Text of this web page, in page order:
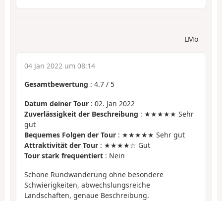
LMo
04 Jan 2022 um 08:14
Gesamtbewertung : 4.7 / 5
Datum deiner Tour : 02. Jan 2022
Zuverlässigkeit der Beschreibung : ★★★★★ Sehr
gut
Bequemes Folgen der Tour : ★★★★★ Sehr gut
Attraktivität der Tour : ★★★★☆ Gut
Tour stark frequentiert : Nein
Schöne Rundwanderung ohne besondere
Schwierigkeiten, abwechslungsreiche
Landschaften, genaue Beschreibung.